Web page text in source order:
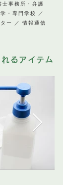
事務所・弁護
・専門学校 ／
ー ／ 情報通信
るアイテム